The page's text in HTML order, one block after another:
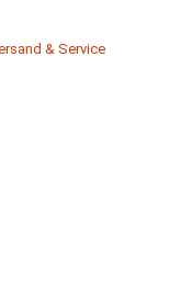
& Service